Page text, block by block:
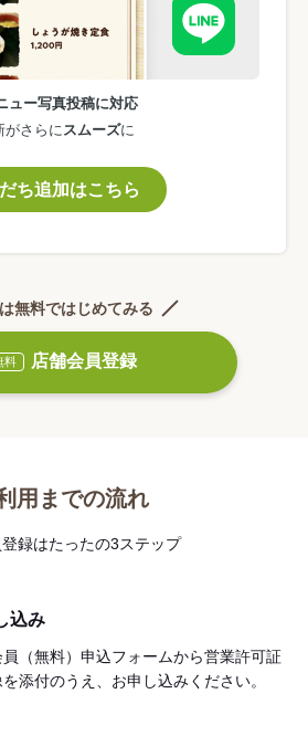
ュー写真投稿に対応
がさらに スムーズに
ち追加はこちら
無料ではじめてみる
料 店舗会員登録
用までの流れ
録はたったの3ステップ
込み
員（無料）申込フォームから営業許可証
添付のうえ、お申し込みください。